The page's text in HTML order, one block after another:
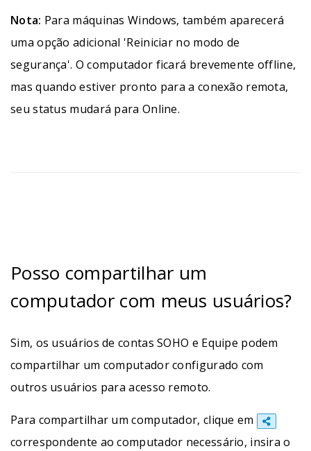
Nota: Para máquinas Windows, também aparecerá
uma opção adicional 'Reiniciar no modo de
segurança'. O computador ficará brevemente offline,
mas quando estiver pronto para a conexão remota,
seu status mudará para Online.
Posso compartilhar um
computador com meus usuários?
Sim, os usuários de contas SOHO e Equipe podem
compartilhar um computador configurado com
outros usuários para acesso remoto.
Para compartilhar um computador, clique em
correspondente ao computador necessário, insira o